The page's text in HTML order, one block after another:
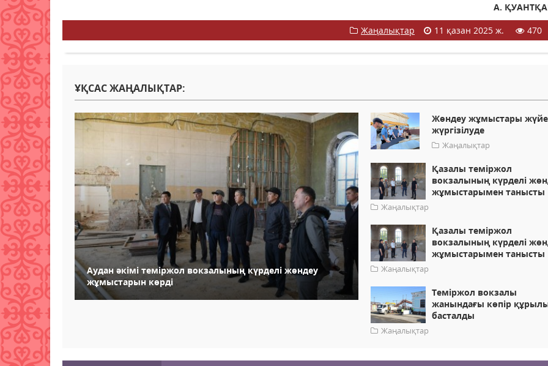
А.
Жаңалықтар
11 қазан 2025 ж. 470
ҰҚСАС ЖАҢАЛЫҚТАР:
Аудан әкімі теміржол вокзалының күрделі жөндеу
жұмыстарын көрді
Жөндеу жұмыстары
жүргізілуде
Жаңалықтар
Қазалы теміржол
вокзалының күрделі
жұмыстарымен танысты
Жаңалықтар
Қазалы теміржол
вокзалының күрделі
жұмыстарымен танысты
Жаңалықтар
Теміржол вокзалы
жанындағы көпір
басталды
Жаңалықтар